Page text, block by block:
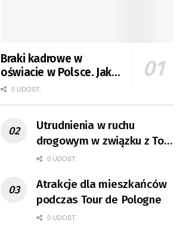
Braki kadrowe w
oświacie w Polsce. Jak
jest w Gorzowie?
0 UDOST.
Utrudnienia w ruchu
drogowym w związku z Tour
de Pologne
0 UDOST.
Atrakcje dla mieszkańców
podczas Tour de Pologne
0 UDOST.